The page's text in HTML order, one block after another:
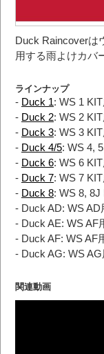
Duck Raincoverは
用する雨よけカバ
ラインナップ
- Duck 1: WS 1
- Duck 2: WS 2
- Duck 3: WS 3
- Duck 4/5: WS 4,
- Duck 6: WS 6
- Duck 7: WS 7
- Duck 8: WS 8,
- Duck AD: WS
- Duck AE: WS AF
- Duck AF: WS AF
- Duck AG: WS
関連動画